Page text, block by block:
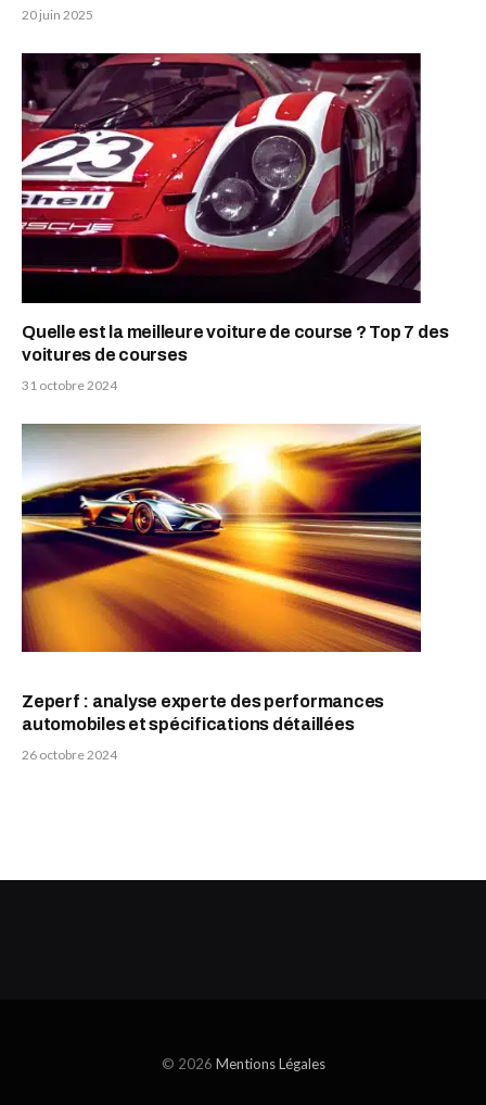
20 juin 2025
Quelle est la meilleure voiture de course ? Top 7 des
voitures de courses
31 octobre 2024
Zeperf : analyse experte des performances
automobiles et spécifications détaillées
26 octobre 2024
© 2026 Mentions Légales